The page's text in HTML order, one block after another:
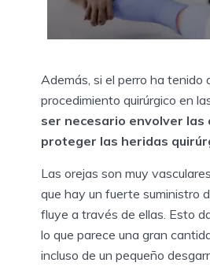
Además, si el perro ha tenido
procedimiento quirúrgico en
ser necesario envolver las
proteger las heridas
Las orejas son muy
que hay un fuerte suministro
fluye a través de ellas. Esto
lo que parece una gran
incluso de un pequeño